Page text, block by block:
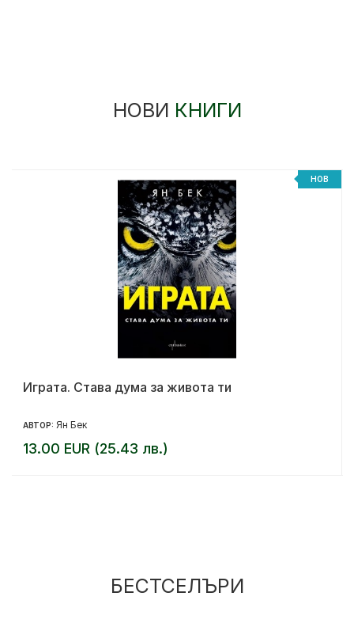
НОВИ КНИГИ
НОВ
Играта. Става дума за живота ти
АВТОР: Ян Бек
13.00 EUR (25.43 лв.)
БЕСТСЕЛЪРИ